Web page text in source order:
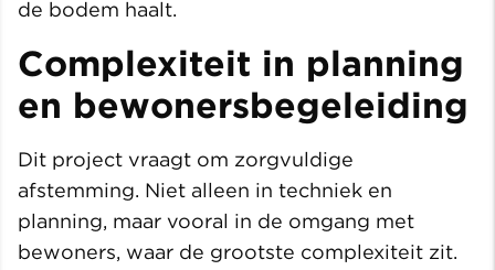
de bodem haalt.
Complexiteit in planning
en bewonersbegeleiding
Dit project vraagt om zorgvuldige
afstemming. Niet alleen in techniek en
planning, maar vooral in de omgang met
bewoners, waar de grootste complexiteit zit.